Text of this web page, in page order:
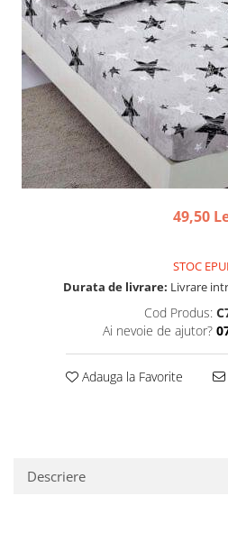
49,50
STOC
Durata de livrare: Livrare
Cod Produs:
Ai nevoie de ajutor?
Adauga la Favorite
Descriere